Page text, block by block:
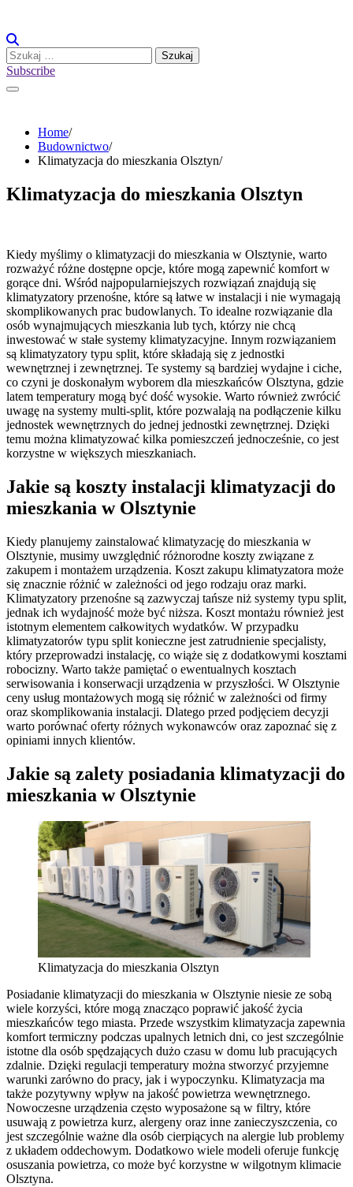
content
Szukaj:
Subscribe
Home
Budownictwo
Klimatyzacja do mieszkania Olsztyn
Klimatyzacja do mieszkania Olsztyn
Kiedy myślimy o klimatyzacji do mieszkania w Olsztynie, warto
rozważyć różne dostępne opcje, które mogą zapewnić komfort w
gorące dni. Wśród najpopularniejszych rozwiązań znajdują się
klimatyzatory przenośne, które są łatwe w instalacji i nie wymagają
skomplikowanych prac budowlanych. To idealne rozwiązanie dla
osób wynajmujących mieszkania lub tych, którzy nie chcą
inwestować w stałe systemy klimatyzacyjne. Innym rozwiązaniem
są klimatyzatory typu split, które składają się z jednostki
wewnętrznej i zewnętrznej. Te systemy są bardziej wydajne i ciche,
co czyni je doskonałym wyborem dla mieszkańców Olsztyna, gdzie
latem temperatury mogą być dość wysokie. Warto również zwrócić
uwagę na systemy multi-split, które pozwalają na podłączenie kilku
jednostek wewnętrznych do jednej jednostki zewnętrznej. Dzięki
temu można klimatyzować kilka pomieszczeń jednocześnie, co jest
korzystne w większych mieszkaniach.
Jakie są koszty instalacji klimatyzacji do
mieszkania w Olsztynie
Kiedy planujemy zainstalować klimatyzację do mieszkania w
Olsztynie, musimy uwzględnić różnorodne koszty związane z
zakupem i montażem urządzenia. Koszt zakupu klimatyzatora może
się znacznie różnić w zależności od jego rodzaju oraz marki.
Klimatyzatory przenośne są zazwyczaj tańsze niż systemy typu split,
jednak ich wydajność może być niższa. Koszt montażu również jest
istotnym elementem całkowitych wydatków. W przypadku
klimatyzatorów typu split konieczne jest zatrudnienie specjalisty,
który przeprowadzi instalację, co wiąże się z dodatkowymi kosztami
robocizny. Warto także pamiętać o ewentualnych kosztach
serwisowania i konserwacji urządzenia w przyszłości. W Olsztynie
ceny usług montażowych mogą się różnić w zależności od firmy
oraz skomplikowania instalacji. Dlatego przed podjęciem decyzji
warto porównać oferty różnych wykonawców oraz zapoznać się z
opiniami innych klientów.
Jakie są zalety posiadania klimatyzacji do
mieszkania w Olsztynie
Klimatyzacja do mieszkania Olsztyn
Posiadanie klimatyzacji do mieszkania w Olsztynie niesie ze sobą
wiele korzyści, które mogą znacząco poprawić jakość życia
mieszkańców tego miasta. Przede wszystkim klimatyzacja zapewnia
komfort termiczny podczas upalnych letnich dni, co jest szczególnie
istotne dla osób spędzających dużo czasu w domu lub pracujących
zdalnie. Dzięki regulacji temperatury można stworzyć przyjemne
warunki zarówno do pracy, jak i wypoczynku. Klimatyzacja ma
także pozytywny wpływ na jakość powietrza wewnętrznego.
Nowoczesne urządzenia często wyposażone są w filtry, które
usuwają z powietrza kurz, alergeny oraz inne zanieczyszczenia, co
jest szczególnie ważne dla osób cierpiących na alergie lub problemy
z układem oddechowym. Dodatkowo wiele modeli oferuje funkcję
osuszania powietrza, co może być korzystne w wilgotnym klimacie
Olsztyna.